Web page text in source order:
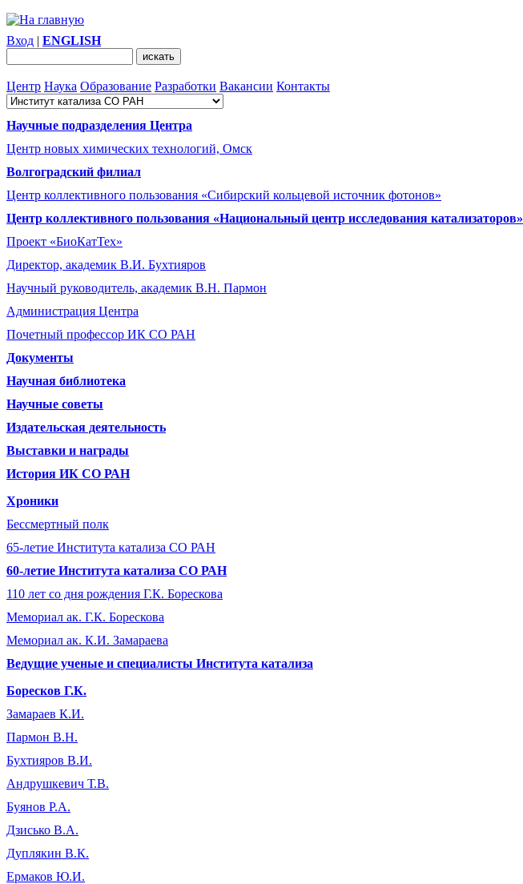
Вход | ENGLISH
Центр Наука Образование Разработки Вакансии Контакты
Научные подразделения Центра
Центр новых химических технологий, Омск
Волгоградский филиал
Центр коллективного пользования «Сибирский кольцевой источник фотонов»
Центр коллективного пользования «Национальный центр исследования катализаторов»
Проект «БиоКатТех»
Директор, академик В.И. Бухтияров
Научный руководитель, академик В.Н. Пармон
Администрация Центра
Почетный профессор ИК СО РАН
Документы
Научная библиотека
Научные советы
Издательская деятельность
Выставки и награды
История ИК СО РАН
Хроники
Бессмертный полк
65-летие Института катализа СО РАН
60-летие Института катализа СО РАН
110 лет со дня рождения Г.К. Борескова
Мемориал ак. Г.К. Борескова
Мемориал ак. К.И. Замараева
Ведущие ученые и специалисты Института катализа
Боресков Г.К.
Замараев К.И.
Пармон В.Н.
Бухтияров В.И.
Андрушкевич Т.В.
Буянов Р.А.
Дзисько В.А.
Дуплякин В.К.
Ермаков Ю.И.